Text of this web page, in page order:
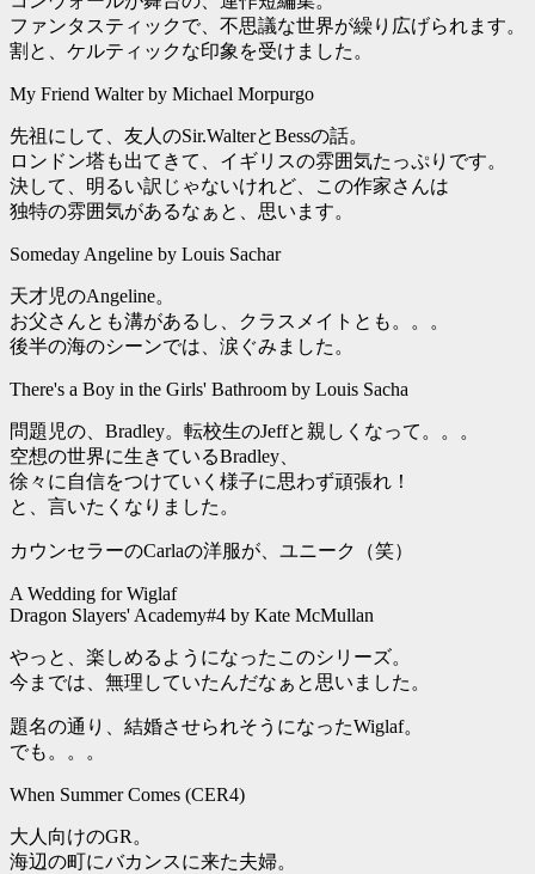
ファンタスティックで、不思議な世界が繰り広げられます。
割と、ケルティックな印象を受けました。
My Friend Walter by Michael Morpurgo
先祖にして、友人のSir.WalterとBessの話。
ロンドン塔も出てきて、イギリスの雰囲気たっぷりです。
決して、明るい訳じゃないけれど、この作家さんは
独特の雰囲気があるなぁと、思います。
Someday Angeline by Louis Sachar
天才児のAngeline。
お父さんとも溝があるし、クラスメイトとも。。。
後半の海のシーンでは、涙ぐみました。
There's a Boy in the Girls' Bathroom by Louis Sacha
問題児の、Bradley。転校生のJeffと親しくなって。。。
空想の世界に生きているBradley、
徐々に自信をつけていく様子に思わず頑張れ！
と、言いたくなりました。
カウンセラーのCarlaの洋服が、ユニーク（笑）
A Wedding for Wiglaf
Dragon Slayers' Academy#4 by Kate McMullan
やっと、楽しめるようになったこのシリーズ。
今までは、無理していたんだなぁと思いました。
題名の通り、結婚させられそうになったWiglaf。
でも。。。
When Summer Comes (CER4)
大人向けのGR。
海辺の町にバカンスに来た夫婦。